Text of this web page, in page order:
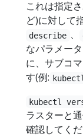
これは指定
ど)に対して
describe 、
なパラメー
に、サブコ
す(例:
kubectl
ラスターと
確認してくだ